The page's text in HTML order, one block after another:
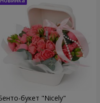
букет "Nicely"